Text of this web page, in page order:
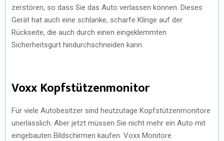
zerstören, so dass Sie das Auto verlassen können. Dieses
Gerät hat auch eine schlanke, scharfe Klinge auf der
Rückseite, die auch durch einen eingeklemmten
Sicherheitsgurt hindurchschneiden kann.
Voxx Kopfstützenmonitor
Für viele Autobesitzer sind heutzutage Kopfstützenmonitore
unerlässlich. Aber jetzt müssen Sie nicht mehr ein Auto mit
eingebauten Bildschirmen kaufen. Voxx Monitore